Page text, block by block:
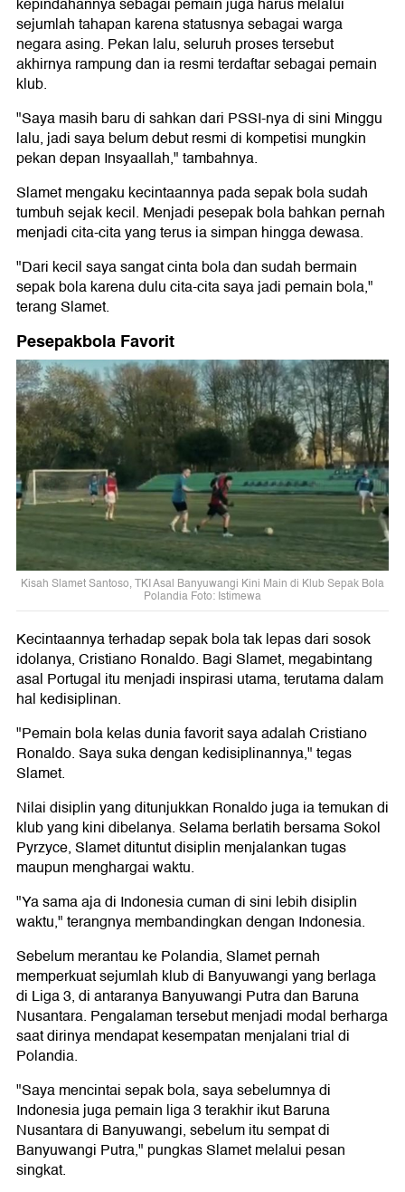
kepindahannya sebagai pemain juga harus melalui
sejumlah tahapan karena statusnya sebagai warga
negara asing. Pekan lalu, seluruh proses tersebut
akhirnya rampung dan ia resmi terdaftar sebagai pemain
klub.
"Saya masih baru di sahkan dari PSSI-nya di sini Minggu
lalu, jadi saya belum debut resmi di kompetisi mungkin
pekan depan Insyaallah," tambahnya.
Slamet mengaku kecintaannya pada sepak bola sudah
tumbuh sejak kecil. Menjadi pesepak bola bahkan pernah
menjadi cita-cita yang terus ia simpan hingga dewasa.
"Dari kecil saya sangat cinta bola dan sudah bermain
sepak bola karena dulu cita-cita saya jadi pemain bola,"
terang Slamet.
Pesepakbola Favorit
Kisah Slamet Santoso, TKI Asal Banyuwangi Kini Main di Klub Sepak Bola
Polandia Foto: Istimewa
Kecintaannya terhadap sepak bola tak lepas dari sosok
idolanya, Cristiano Ronaldo. Bagi Slamet, megabintang
asal Portugal itu menjadi inspirasi utama, terutama dalam
hal kedisiplinan.
"Pemain bola kelas dunia favorit saya adalah Cristiano
Ronaldo. Saya suka dengan kedisiplinannya," tegas
Slamet.
Nilai disiplin yang ditunjukkan Ronaldo juga ia temukan di
klub yang kini dibelanya. Selama berlatih bersama Sokol
Pyrzyce, Slamet dituntut disiplin menjalankan tugas
maupun menghargai waktu.
"Ya sama aja di Indonesia cuman di sini lebih disiplin
waktu," terangnya membandingkan dengan Indonesia.
Sebelum merantau ke Polandia, Slamet pernah
memperkuat sejumlah klub di Banyuwangi yang berlaga
di Liga 3, di antaranya Banyuwangi Putra dan Baruna
Nusantara. Pengalaman tersebut menjadi modal berharga
saat dirinya mendapat kesempatan menjalani trial di
Polandia.
"Saya mencintai sepak bola, saya sebelumnya di
Indonesia juga pemain liga 3 terakhir ikut Baruna
Nusantara di Banyuwangi, sebelum itu sempat di
Banyuwangi Putra," pungkas Slamet melalui pesan
singkat.